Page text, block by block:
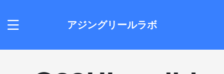
アジングリールラボ